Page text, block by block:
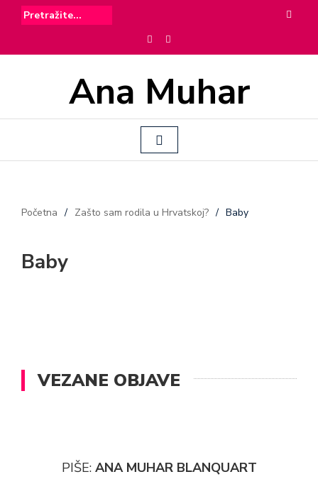
Ana Muhar
Početna / Zašto sam rodila u Hrvatskoj? / Baby
Baby
VEZANE OBJAVE
PIŠE: ANA MUHAR BLANQUART